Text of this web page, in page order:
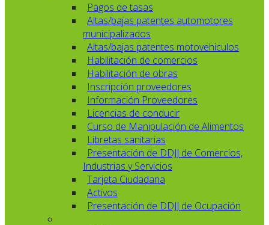
Pagos de tasas
Altas/bajas patentes automotores
municipalizados
Altas/bajas patentes motovehiculos
Habilitación de comercios
Habilitación de obras
Inscripción proveedores
Información Proveedores
Licencias de conducir
Curso de Manipulación de Alimentos
Libretas sanitarias
Presentación de DDJJ de Comercios,
Industrias y Servicios
Tarjeta Ciudadana
Activos
Presentación de DDJJ de Ocupación